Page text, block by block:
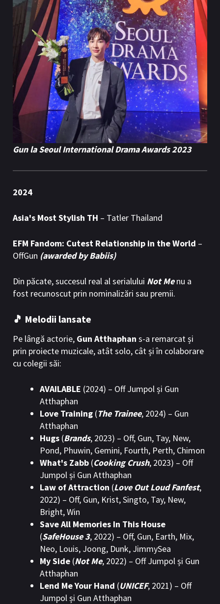
Gun la Seoul International Drama Awards 2023
2024
Asia's Most Stylish TH – Tatler Thailand
EFM Fandom: Cutest Relationship in the World –
OffGun (awarded by Babiis)
Din păcate, succesul real al serialului Not Menu a
fost recunoscut prin nominalizări sau premii.
🎵 Melodii lansate
Pe lângă actorie, Gun Atthaphan s-a remarcat și
prin proiecte muzicale, atât solo, cât și în colaborare
cu colegii săi:
AVAILABLE (2024) – Off Jumpol și Gun
Atthaphan
Love Training(The Trainee, 2024) – Gun
Atthaphan
Hugs(Brands, 2023) – Off, Gun, Tay, New,
Pond, Phuwin, Gemini, Fourth, Perth, Chimon
What's Zabb(Cooking Crush, 2023) – Off
Jumpol și Gun Atthaphan
Law of Attraction (Love Out Loud Fanfest,
2022) – Off, Gun, Krist, Singto, Tay, New,
Bright, Win
Save All Memories In This House
(SafeHouse 3, 2022) – Off, Gun, Earth, Mix,
Neo, Louis, Joong, Dunk, JimmySea
My Side(Not Me, 2022) – Off Jumpol și Gun
Atthaphan
Lend Me Your Hand (UNICEF, 2021) – Off
Jumpol și Gun Atthaphan